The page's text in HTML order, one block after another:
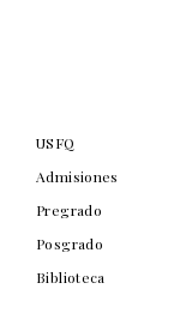
USFQ
Admisiones
Pregrado
Posgrado
Biblioteca